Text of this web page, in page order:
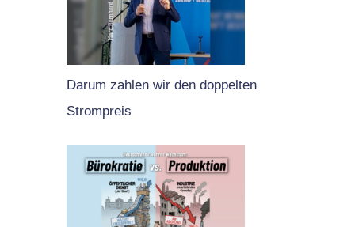
Darum zahlen wir den doppelten
Strompreis